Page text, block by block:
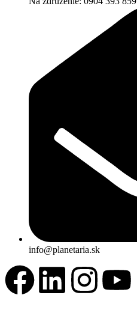
info@planetaria.sk